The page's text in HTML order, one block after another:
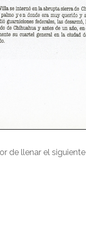
de llenar el siguiente